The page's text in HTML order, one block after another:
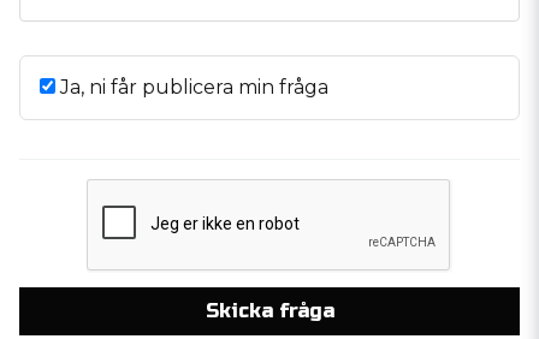
Ja, ni får publicera min fråga
Skicka fråga